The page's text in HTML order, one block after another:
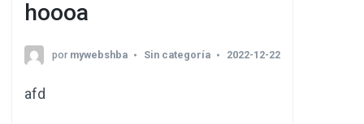
hoooa
por mywebshba Sin categoría 2022-12-22
afd